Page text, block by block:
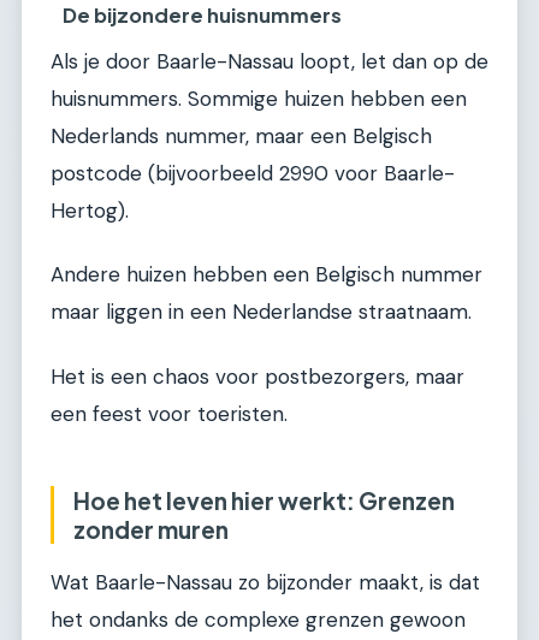
De bijzondere huisnummers
Als je door Baarle-Nassau loopt, let dan op de
huisnummers. Sommige huizen hebben een
Nederlands nummer, maar een Belgisch
postcode (bijvoorbeeld 2990 voor Baarle-
Hertog).
Andere huizen hebben een Belgisch nummer
maar liggen in een Nederlandse straatnaam.
Het is een chaos voor postbezorgers, maar
een feest voor toeristen.
Hoe het leven hier werkt: Grenzen
zonder muren
Wat Baarle-Nassau zo bijzonder maakt, is dat
het ondanks de complexe grenzen gewoon